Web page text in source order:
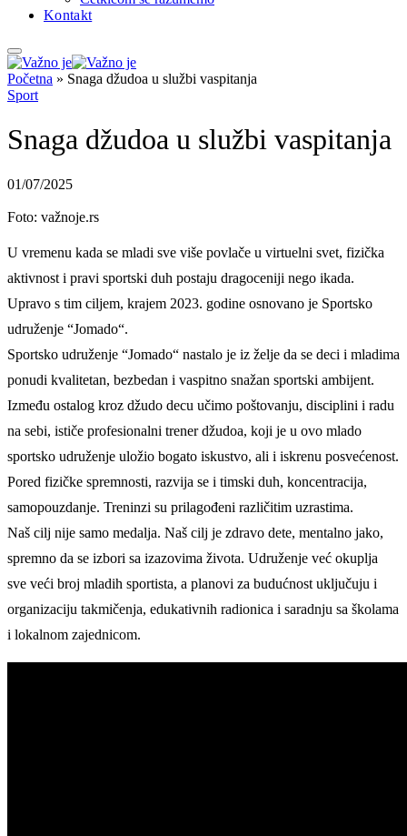
Kontakt
Početna » Snaga džudoa u službi vaspitanja
Sport
Snaga džudoa u službi vaspitanja
01/07/2025
Foto: važnoje.rs
U vremenu kada se mladi sve više povlače u virtuelni svet, fizička
aktivnost i pravi sportski duh postaju dragoceniji nego ikada.
Upravo s tim ciljem, krajem 2023. godine osnovano je Sportsko
udruženje “Jomado“.
Sportsko udruženje “Jomado“ nastalo je iz želje da se deci i mladima
ponudi kvalitetan, bezbedan i vaspitno snažan sportski ambijent.
Između ostalog kroz džudo decu učimo poštovanju, disciplini i radu
na sebi, ističe profesionalni trener džudoa, koji je u ovo mlado
sportsko udruženje uložio bogato iskustvo, ali i iskrenu posvećenost.
Pored fizičke spremnosti, razvija se i timski duh, koncentracija,
samopouzdanje. Treninzi su prilagođeni različitim uzrastima.
Naš cilj nije samo medalja. Naš cilj je zdravo dete, mentalno jako,
spremno da se izbori sa izazovima života. Udruženje već okuplja
sve veći broj mladih sportista, a planovi za budućnost uključuju i
organizaciju takmičenja, edukativnih radionica i saradnju sa školama
i lokalnom zajednicom.